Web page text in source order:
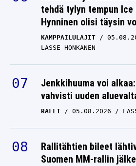
tehdä tylyn tempun Ice
Hynninen olisi täysin
KAMPPAILULAJIT
LASSE HONKANEN
Jenkkihuuma voi
vahvisti uuden
RALLI 05.08.2026
Rallitähtien bileet
Suomen MM-rallin